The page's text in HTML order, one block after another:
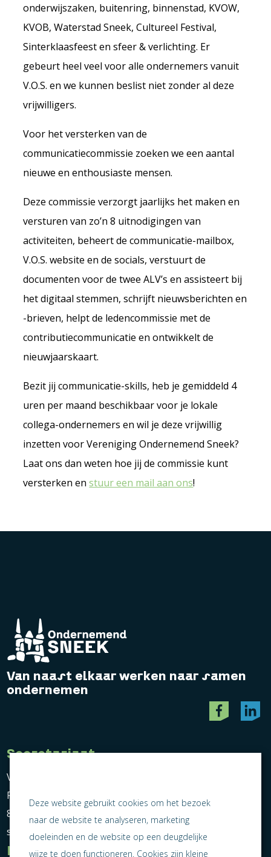
onderwijszaken, buitenring, binnenstad, KVOW,
KVOB, Waterstad Sneek, Cultureel Festival,
Sinterklaasfeest en sfeer & verlichting. Er
gebeurt heel veel voor alle ondernemers vanuit
V.O.S. en we kunnen beslist niet zonder al deze
vrijwilligers.
Voor het versterken van de
communicatiecommissie zoeken we een aantal
nieuwe en enthousiaste mensen.
Deze commissie verzorgt jaarlijks het maken en
versturen van zo’n 8 uitnodigingen van
activiteiten, beheert de communicatie-mailbox,
V.O.S. website en de socials, verstuurt de
documenten voor de twee ALV’s en assisteert bij
het digitaal stemmen, schrijft nieuwsberichten en
-brieven, helpt de ledencommissie met de
contributiecommunicatie en ontwikkelt de
nieuwjaarskaart.
Bezit jij communicatie-skills, heb je gemiddeld 4
uren per maand beschikbaar voor je lokale
collega-ondernemers en wil je deze vrijwillig
inzetten voor Vereniging Ondernemend Sneek?
Laat ons dan weten hoe jij de commissie kunt
versterken enstuur een mail aan ons!
Van naast elkaar werken naar samen
ondernemen
Secretariaat
Vereniging Ondernemend Sneek
Postbus 464
8600 AL Sneek
secretariaat@ondernemendsneek.nl
Informatie
Deze website gebruikt cookies om het bezoek
naar de website te analyseren, marketing
doeleinden en de website op een deugdelijke
wijze te doen functioneren. Cookies zijn kleine